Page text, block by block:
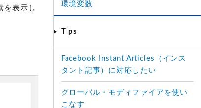
を表示し
環境変数
Tips
Facebook Instant Articles（インス
タント記事）に対応したい
グローバル・モディファイアを使い
こなす